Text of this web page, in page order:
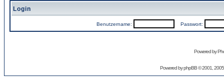
Login
Benutzername: Passwort:
Powered by
Powered byphpBB© 2001,